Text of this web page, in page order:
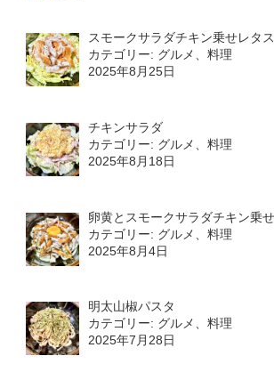
スモークサラダチキン乗せレタ
カテゴリー: グルメ、料理
2025年8月25日
チキンサラダ
カテゴリー: グルメ、料理
2025年8月18日
卵黄とスモークサラダチキン乗
カテゴリー: グルメ、料理
2025年8月4日
明太山椒パスタ
カテゴリー: グルメ、料理
2025年7月28日